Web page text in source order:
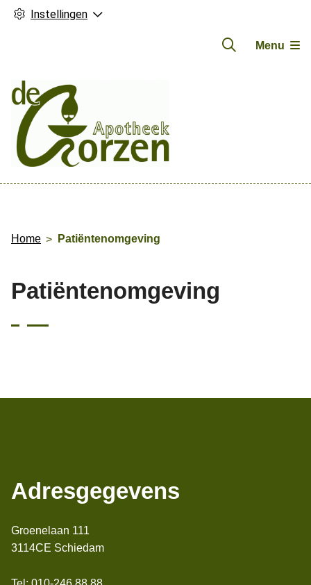
Instellingen
Menu
Home Patiëntenomgeving
Patiëntenomgeving
Adresgegevens
Groenelaan 111
3114CE Schiedam